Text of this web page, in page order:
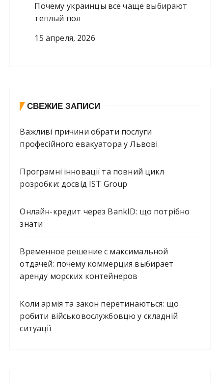
Почему украинцы все чаще выбирают
теплый пол
15 апреля, 2026
СВЕЖИЕ ЗАПИСИ
Важливі причини обрати послуги
професійного евакуатора у Львові
Програмні інновації та повний цикл
розробки: досвід IST Group
Онлайн-кредит через BankID: що потрібно
знати
Временное решение с максимальной
отдачей: почему коммерция выбирает
аренду морских контейнеров
Коли армія та закон перетинаються: що
робити військовослужбовцю у складній
ситуації